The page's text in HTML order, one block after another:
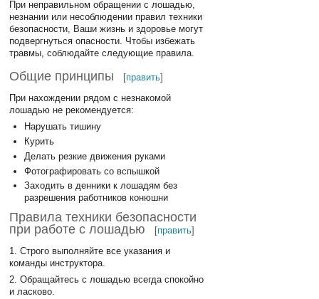
При неправильном обращении с лошадью,
незнании или несоблюдении правил техники
безопасности, Ваши жизнь и здоровье могут
подвергнуться опасности. Чтобы избежать
травмы, соблюдайте следующие правила.
Общие принципы [править]
При нахождении рядом с незнакомой
лошадью не рекомендуется:
Нарушать тишину
Курить
Делать резкие движения руками
Фотографировать со вспышкой
Заходить в денники к лошадям без
разрешения работников конюшни
Правила техники безопасности
при работе с лошадью
[править]
1. Строго выполняйте все указания и
команды инструктора.
2. Обращайтесь с лошадью всегда спокойно
и ласково.